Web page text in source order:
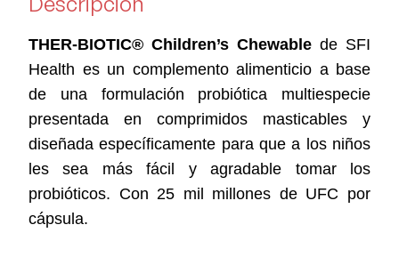
THER-BIOTIC® Children’s Chewable de SFI
Health es un complemento alimenticio a base
de una formulación probiótica multiespecie
presentada en comprimidos masticables y
diseñada específicamente para que a los niños
les sea más fácil y agradable tomar los
probióticos. Con 25 mil millones de UFC por
cápsula.